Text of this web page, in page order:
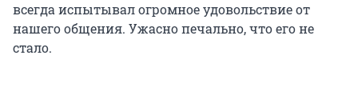
всегда испытывал огромное удовольствие от
нашего общения. Ужасно печально, что его не
стало.